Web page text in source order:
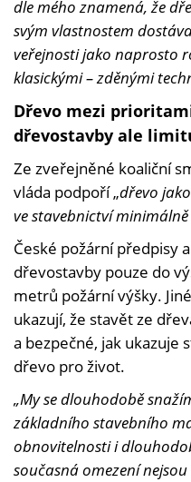
dle mého znamená, že
svým vlastnostem
veřejnosti jako naprosto
klasickými – zděnými
Dřevo mezi
dřevostavby ale
Ze zveřejněné koaliční
vláda podpoří „dřevo
ve stavebnictví minimálně
České požární předpisy
dřevostavby pouze do
metrů požární výšky.
ukazují, že stavět ze
a bezpečné, jak ukazuje
dřevo pro život.
„My se dlouhodobě
základního stavebního
obnovitelnosti i
současná omezení